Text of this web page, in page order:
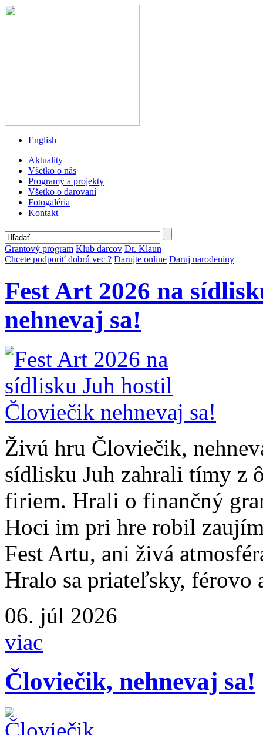
English
Aktuality
Všetko o nás
Programy a projekty
Všetko o darovaní
Fotogaléria
Kontakt
Grantový program Klub darcov Dr. Klaun
Chcete podporiť dobrú vec ? Darujte online Daruj narodeniny
Fest Art 2026 na
nehnevaj sa!
Živú hru Človiečik,
sídlisku Juh zahrali tímy z
firiem. Hrali o finančný
Hoci im pri hre robil
Fest Artu, ani živá
Hralo sa priateľsky, férovo
06. júl 2026
viac
Človiečik, nehnevaj sa!